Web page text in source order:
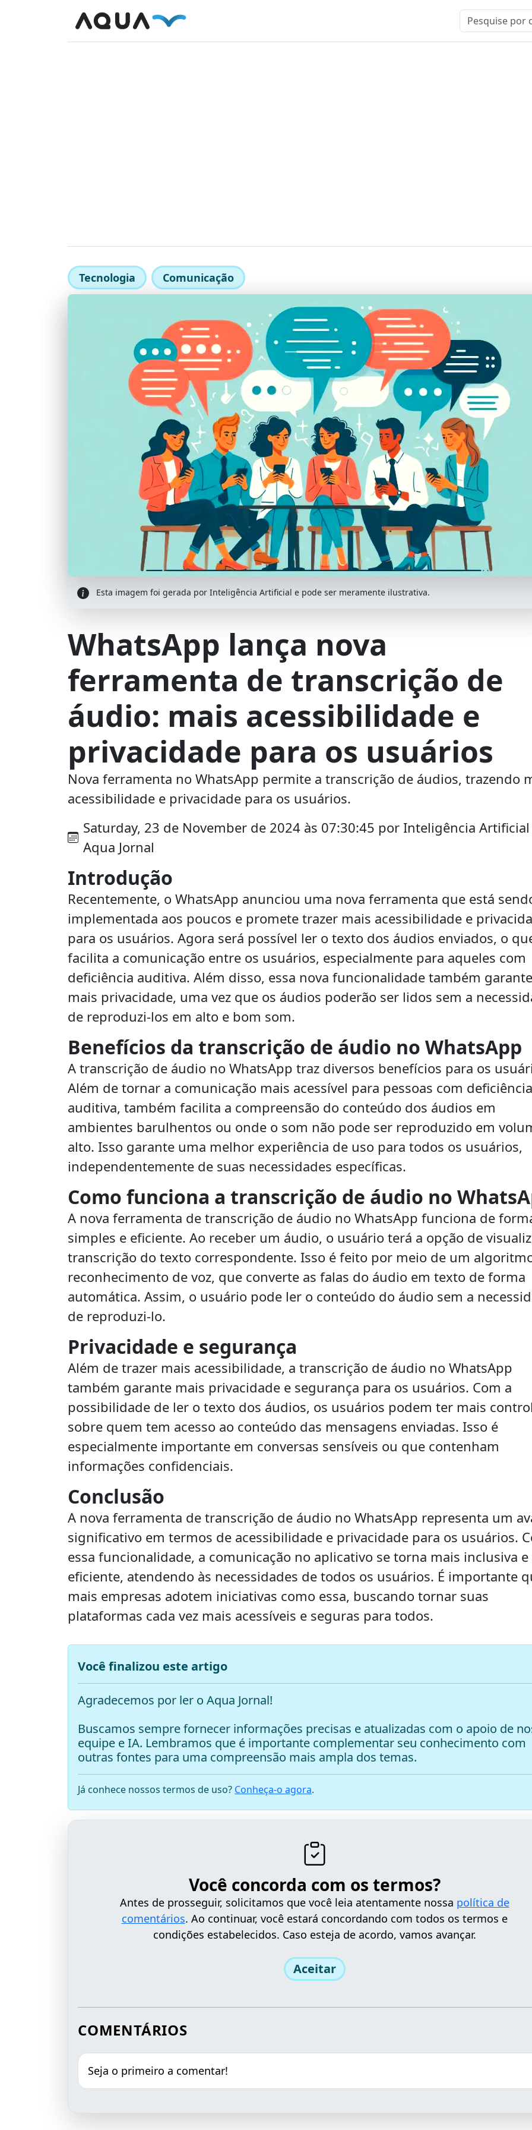
Tecnologia Comunicação
Esta imagem foi gerada por Inteligência Artificial e pode ser meramente ilustrativa.
WhatsApp lança nova
ferramenta de transcrição de
áudio: mais acessibilidade e
privacidade para os usuários
Nova ferramenta no WhatsApp permite a transcrição de áudios, trazendo
acessibilidade e privacidade para os usuários.
Saturday, 23 de November de 2024 às 07:30:45 por Inteligência Artificial
Aqua Jornal
Introdução
Recentemente, o WhatsApp anunciou uma nova ferramenta que está
implementada aos poucos e promete trazer mais acessibilidade e
para os usuários. Agora será possível ler o texto dos áudios enviados, o
facilita a comunicação entre os usuários, especialmente para aqueles com
deficiência auditiva. Além disso, essa nova funcionalidade também garante
mais privacidade, uma vez que os áudios poderão ser lidos sem a
de reproduzi-los em alto e bom som.
Benefícios da transcrição de áudio no WhatsApp
A transcrição de áudio no WhatsApp traz diversos benefícios para os
Além de tornar a comunicação mais acessível para pessoas com deficiência
auditiva, também facilita a compreensão do conteúdo dos áudios em
ambientes barulhentos ou onde o som não pode ser reproduzido em
alto. Isso garante uma melhor experiência de uso para todos os usuários,
independentemente de suas necessidades específicas.
Como funciona a transcrição de áudio no
A nova ferramenta de transcrição de áudio no WhatsApp funciona de
simples e eficiente. Ao receber um áudio, o usuário terá a opção de
transcrição do texto correspondente. Isso é feito por meio de um
reconhecimento de voz, que converte as falas do áudio em texto de forma
automática. Assim, o usuário pode ler o conteúdo do áudio sem a
de reproduzi-lo.
Privacidade e segurança
Além de trazer mais acessibilidade, a transcrição de áudio no WhatsApp
também garante mais privacidade e segurança para os usuários. Com a
possibilidade de ler o texto dos áudios, os usuários podem ter mais
sobre quem tem acesso ao conteúdo das mensagens enviadas. Isso é
especialmente importante em conversas sensíveis ou que contenham
informações confidenciais.
Conclusão
A nova ferramenta de transcrição de áudio no WhatsApp representa um
significativo em termos de acessibilidade e privacidade para os usuários.
essa funcionalidade, a comunicação no aplicativo se torna mais inclusiva e
eficiente, atendendo às necessidades de todos os usuários. É importante
mais empresas adotem iniciativas como essa, buscando tornar suas
plataformas cada vez mais acessíveis e seguras para todos.
Você finalizou este artigo
Agradecemos por ler o Aqua Jornal!
Buscamos sempre fornecer informações precisas e atualizadas com o apoio de
equipe e IA. Lembramos que é importante complementar seu conhecimento com
outras fontes para uma compreensão mais ampla dos temas.
Já conhece nossos termos de uso? Conheça-o agora.
Você concorda com os termos?
Antes de prosseguir, solicitamos que você leia atentamente nossa política de
comentários. Ao continuar, você estará concordando com todos os termos e
condições estabelecidos. Caso esteja de acordo, vamos avançar.
Aceitar
COMENTÁRIOS
Seja o primeiro a comentar!